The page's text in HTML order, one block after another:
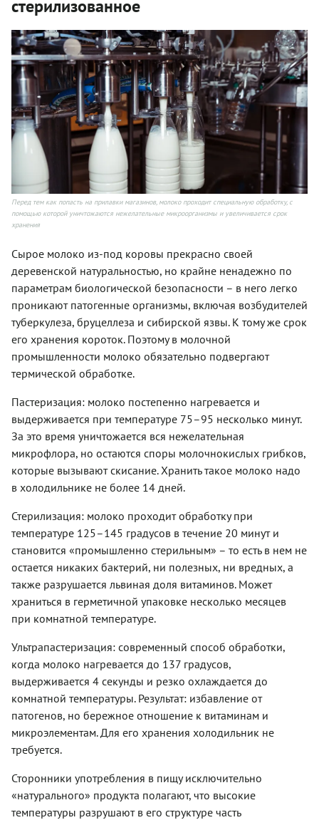
стерилизованное
Перед тем как попасть на прилавки магазинов, молоко проходит специальную обработку, с
помощью которой уничтожаются нежелательные микроорганизмы и увеличивается срок
хранения
Сырое молоко из-под коровы прекрасно своей
деревенской натуральностью, но крайне ненадежно по
параметрам биологической безопасности – в него легко
проникают патогенные организмы, включая возбудителей
туберкулеза, бруцеллеза и сибирской язвы. К тому же срок
его хранения короток. Поэтому в молочной
промышленности молоко обязательно подвергают
термической обработке.
Пастеризация: молоко постепенно нагревается и
выдерживается при температуре 75–95 несколько минут.
За это время уничтожается вся нежелательная
микрофлора, но остаются споры молочнокислых грибков,
которые вызывают скисание. Хранить такое молоко надо
в холодильнике не более 14 дней.
Стерилизация: молоко проходит обработку при
температуре 125–145 градусов в течение 20 минут и
становится «промышленно стерильным» – то есть в нем не
остается никаких бактерий, ни полезных, ни вредных, а
также разрушается львиная доля витаминов. Может
храниться в герметичной упаковке несколько месяцев
при комнатной температуре.
Ультрапастеризация: современный способ обработки,
когда молоко нагревается до 137 градусов,
выдерживается 4 секунды и резко охлаждается до
комнатной температуры. Результат: избавление от
патогенов, но бережное отношение к витаминам и
микроэлементам. Для его хранения холодильник не
требуется.
Сторонники употребления в пищу исключительно
«натурального» продукта полагают, что высокие
температуры разрушают в его структуре часть